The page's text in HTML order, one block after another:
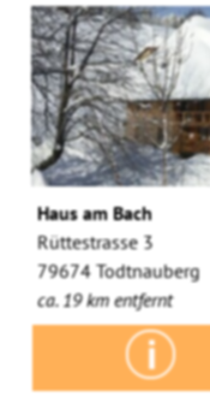
Haus am Bach
Rüttestrasse 3
79674 Todtnauberg
ca. 19 km entfernt